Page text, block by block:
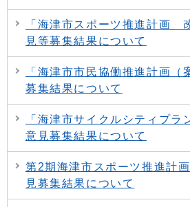
「海津市スポーツ推進計画
見等募集結果について
「海津市市民協働推進計画（
募集結果について
「海津市サイクルシティプラ
意見募集結果について
第2期海津市スポーツ推進計
見募集結果について